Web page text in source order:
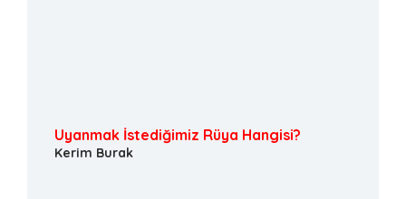
Uyanmak İstediğimiz Rüya Hangisi?
Kerim Burak